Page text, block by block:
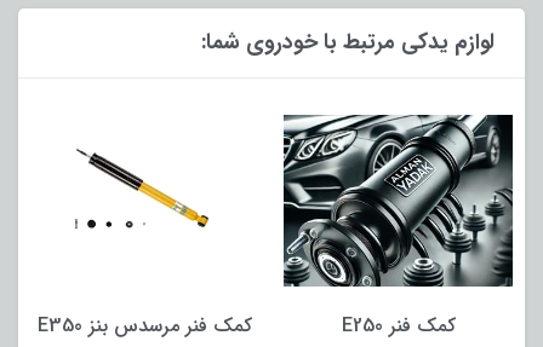
لوازم یدکی مرتبط با خودروی شما:
کمک فنر E250 کمک فنر مرسدس بنز E350